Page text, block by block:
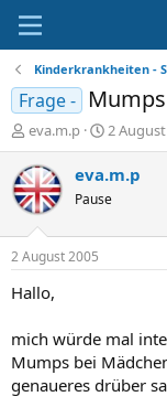
Kinderkrankheiten -
Frage -
E
r
s
t
e
e
r
eva.m.p
E
r
s
e
t
2
eva.m.p
Pause
2 August 2005
Hallo,
mich würde mal
Mumps bei
genaueres drüber